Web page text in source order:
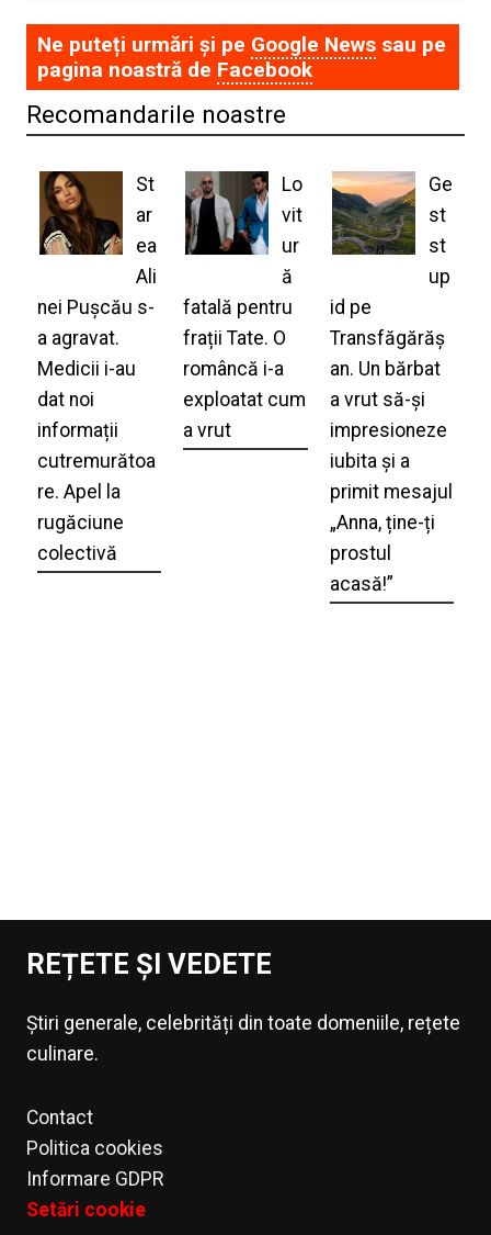
Ne puteți urmări și pe Google Newssau pe
pagina noastră de Facebook
Recomandarile noastre
St
ar
ea
Ali
nei Pușcău s-
a agravat.
Medicii i-au
dat noi
informații
cutremurătoa
re. Apel la
rugăciune
colectivă
Lo
vit
ur
ă
fatală pentru
frații Tate. O
româncă i-a
exploatat cum
a vrut
Ge
st
st
up
id pe
Transfăgărăș
an. Un bărbat
a vrut să-și
impresioneze
iubita și a
primit mesajul
„Anna, ține-ți
prostul
acasă!”
REȚETE ȘI VEDETE
Știri generale, celebrități din toate domeniile, rețete
culinare.
Contact
Politica cookies
Informare GDPR
Setări cookie